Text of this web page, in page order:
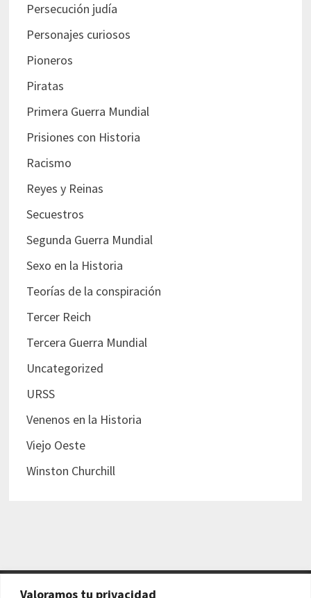
Valoramos tu privacidad
Persecución judía
Personajes curiosos
Pioneros
Piratas
Primera Guerra Mundial
Prisiones con Historia
Racismo
Reyes y Reinas
Secuestros
Segunda Guerra Mundial
Sexo en la Historia
Teorías de la conspiración
Tercer Reich
Tercera Guerra Mundial
Uncategorized
URSS
Venenos en la Historia
Viejo Oeste
Winston Churchill